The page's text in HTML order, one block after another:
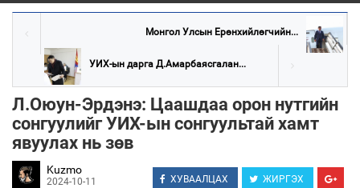
Монгол Улсын Ерөнхийлөгчийн...
УИХ-ын дарга Д.Амарбаясгалан...
Л.Оюун-Эрдэнэ: Цаашдаа орон нутгийн
сонгуулийг УИХ-ын сонгуультай хамт
явуулах нь зөв
Kuzmo
2024-10-11 ХУВААЛЦАХ ЖИРГЭХ